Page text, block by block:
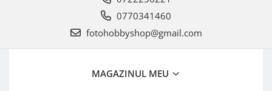
0770341460
fotohobbyshop@gmail.com
MAGAZINUL MEU